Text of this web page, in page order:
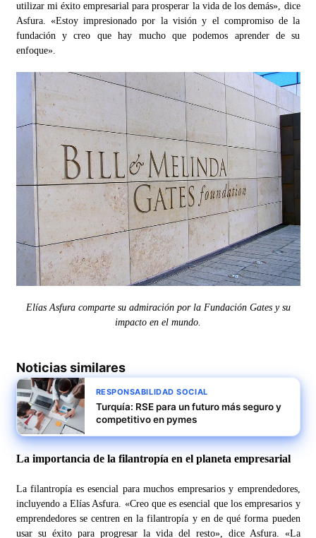
utilizar mi éxito empresarial para prosperar la vida de los demás», dice
Asfura. «Estoy impresionado por la visión y el compromiso de la
fundación y creo que hay mucho que podemos aprender de su
enfoque».
Elías Asfura comparte su admiración por la Fundación Gates y su
impacto en el mundo.
Noticias similares
RESPONSABILIDAD SOCIAL
Turquía: RSE para un futuro más seguro y
competitivo en pymes
La importancia de la filantropía en el planeta empresarial
La filantropía es esencial para muchos empresarios y emprendedores,
incluyendo a Elías Asfura. «Creo que es esencial que los empresarios y
emprendedores se centren en la filantropía y en de qué forma pueden
usar su éxito para progresar la vida del resto», dice Asfura. «La